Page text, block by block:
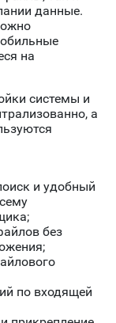
данные.
на
системы и
а
и удобный
без
по входящей